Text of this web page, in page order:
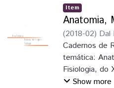
pesquisa-
dores);
avanços nos
incrementar a
elemento
estudo do
Item
Anatomia,
(2018-02) Dal
Elaine Della
José;Faria
Pie, Marcio
Peter
Cadernos de
temática:
Fisiologia, do
de Zoologia
Show more